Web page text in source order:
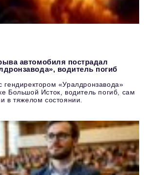
автомобиля пострадал
водитель погиб
гендиректором «Уралдронзавода»
Большой Исток, водитель погиб, сам
в тяжелом состоянии.